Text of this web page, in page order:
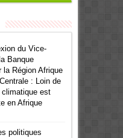
du Vice-
Banque
la Région Afrique
: Loin de
climatique est
en Afrique
politiques